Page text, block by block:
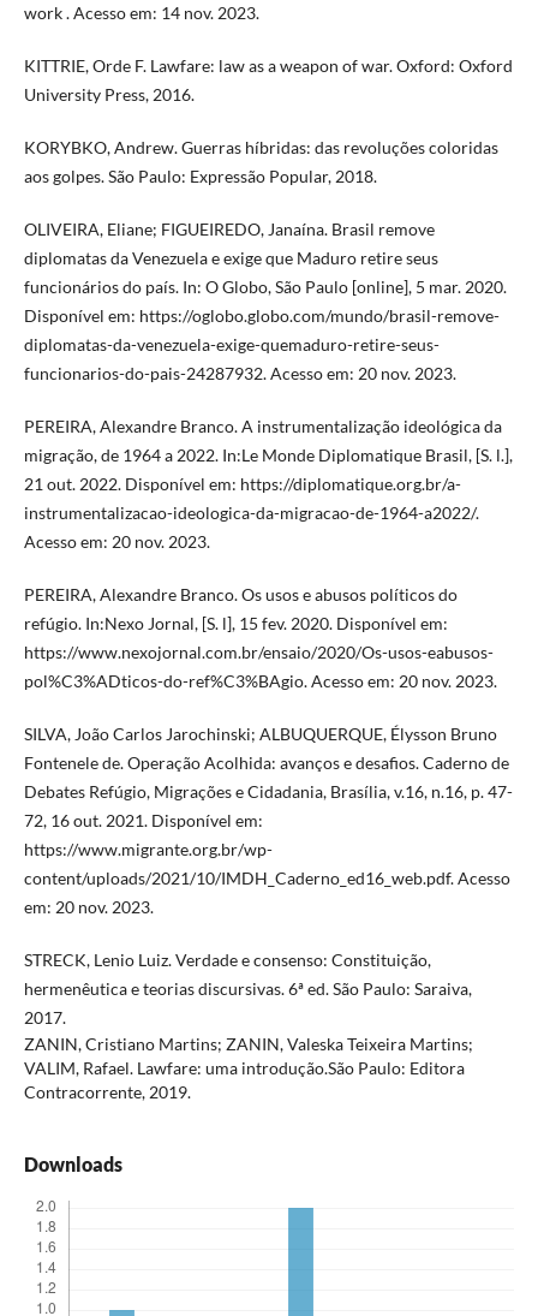
work . Acesso em: 14 nov. 2023.
KITTRIE, Orde F. Lawfare: law as a weapon of war. Oxford: Oxford
University Press, 2016.
KORYBKO, Andrew. Guerras híbridas: das revoluções coloridas
aos golpes. São Paulo: Expressão Popular, 2018.
OLIVEIRA, Eliane; FIGUEIREDO, Janaína. Brasil remove
diplomatas da Venezuela e exige que Maduro retire seus
funcionários do país. In: O Globo, São Paulo [online], 5 mar. 2020.
Disponível em: https://oglobo.globo.com/mundo/brasil-remove-
diplomatas-da-venezuela-exige-quemaduro-retire-seus-
funcionarios-do-pais-24287932. Acesso em: 20 nov. 2023.
PEREIRA, Alexandre Branco. A instrumentalização ideológica da
migração, de 1964 a 2022. In:Le Monde Diplomatique Brasil, [S. l.],
21 out. 2022. Disponível em: https://diplomatique.org.br/a-
instrumentalizacao-ideologica-da-migracao-de-1964-a2022/.
Acesso em: 20 nov. 2023.
PEREIRA, Alexandre Branco. Os usos e abusos políticos do
refúgio. In:Nexo Jornal, [S. l], 15 fev. 2020. Disponível em:
https://www.nexojornal.com.br/ensaio/2020/Os-usos-eabusos-
pol%C3%ADticos-do-ref%C3%BAgio. Acesso em: 20 nov. 2023.
SILVA, João Carlos Jarochinski; ALBUQUERQUE, Élysson Bruno
Fontenele de. Operação Acolhida: avanços e desafios. Caderno de
Debates Refúgio, Migrações e Cidadania, Brasília, v.16, n.16, p. 47-
72, 16 out. 2021. Disponível em:
https://www.migrante.org.br/wp-
content/uploads/2021/10/IMDH_Caderno_ed16_web.pdf. Acesso
em: 20 nov. 2023.
STRECK, Lenio Luiz. Verdade e consenso: Constituição,
hermenêutica e teorias discursivas. 6ª ed. São Paulo: Saraiva,
2017.
ZANIN, Cristiano Martins; ZANIN, Valeska Teixeira Martins;
VALIM, Rafael. Lawfare: uma introdução.São Paulo: Editora
Contracorrente, 2019.
Downloads